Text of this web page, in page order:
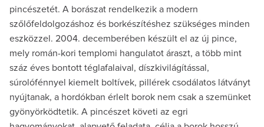
pincészetét. A borászat rendelkezik a modern
szőlőfeldolgozáshoz és borkészítéshez szükséges minden
eszközzel. 2004. decemberében készült el az új pince,
mely román-kori templomi hangulatot áraszt, a több mint
száz éves bontott téglafalaival, díszkivilágítással,
súrolófénnyel kiemelt boltívek, pillérek csodálatos látványt
nyújtanak, a hordókban érlelt borok nem csak a szemünket
gyönyörködtetik. A pincészet követi az egri